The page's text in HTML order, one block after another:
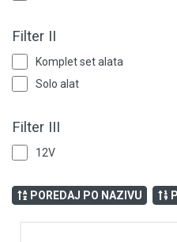
Filter II
Komplet set alata
Solo alat
Filter III
12V
POREDAJ PO NAZIVU